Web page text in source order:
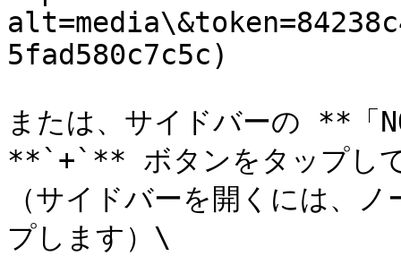
5fad580c7c5c)
または、サイドバーの **「
**`+`** ボタンをタップし
（サイドバーを開くには、
プします）\